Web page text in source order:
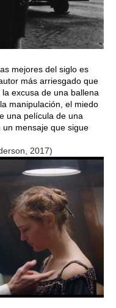
mejores del siglo es
más arriesgado que
excusa de una ballena
manipulación, el miedo
una película de una
mensaje que sigue
2017)